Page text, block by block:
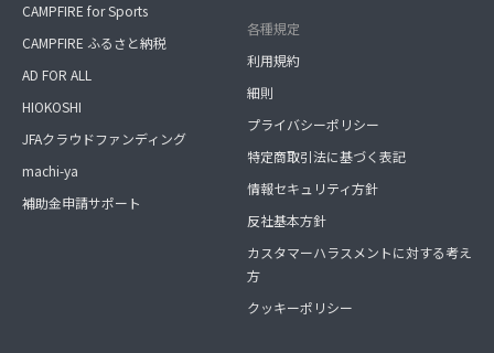
CAMPFIRE for Sports
CAMPFIRE ふるさと納税
AD FOR ALL
HIOKOSHI
JFAクラウドファンディング
machi-ya
補助金申請サポート
各種規定
利用規約
細則
プライバシーポリシー
特定商取引法に基づく表記
情報セキュリティ方針
反社基本方針
カスタマーハラスメントに対する考え
方
クッキーポリシー